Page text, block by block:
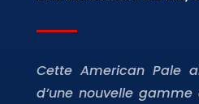
Cette American Pale
d’une nouvelle